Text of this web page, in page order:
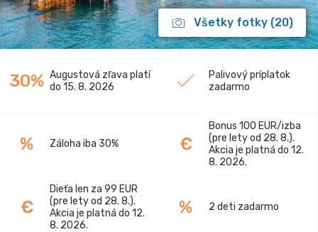
Všetky fotky (20)
30% Augustová zľava platí
do 15. 8. 2026
Palivový príplatok
zadarmo
% Záloha iba 30% €
Bonus 100 EUR/izba
(pre lety od 28. 8.).
Akcia je platná do 12.
8. 2026.
€
Dieťa len za 99 EUR
(pre lety od 28. 8.).
Akcia je platná do 12.
8. 2026.
% 2 deti zadarmo